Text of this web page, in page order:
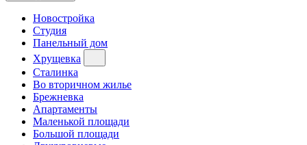
Новостройка
Студия
Панельный дом
Хрущевка
Сталинка
Во вторичном жилье
Брежневка
Апартаменты
Маленькой площади
Большой площади